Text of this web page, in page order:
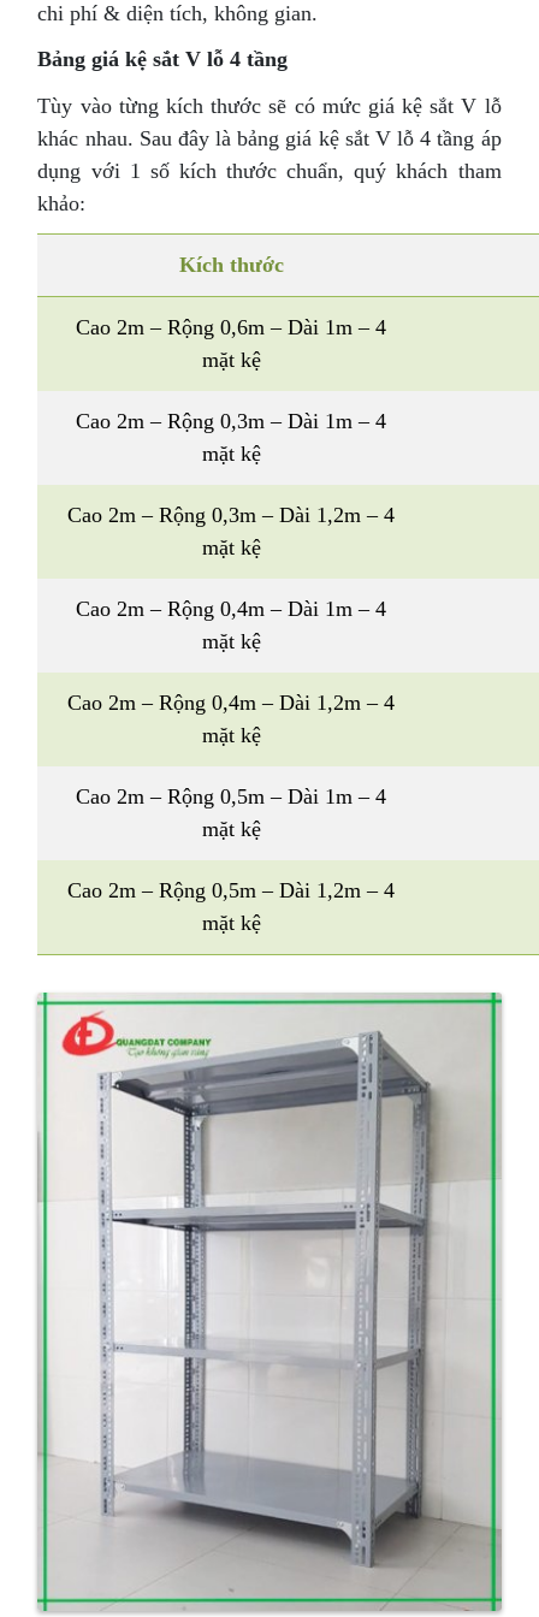
chi phí & diện tích, không gian.
Bảng giá kệ sắt V lỗ 4 tầng
Tùy vào từng kích thước sẽ có mức giá kệ sắt V lỗ
khác nhau. Sau đây là bảng giá kệ sắt V lỗ 4 tầng áp
dụng với 1 số kích thước chuẩn, quý khách tham
khảo:
Kích thước
Cao 2m – Rộng 0,6m – Dài 1m – 4
mặt kệ
Cao 2m – Rộng 0,3m – Dài 1m – 4
mặt kệ
Cao 2m – Rộng 0,3m – Dài 1,2m – 4
mặt kệ
Cao 2m – Rộng 0,4m – Dài 1m – 4
mặt kệ
Cao 2m – Rộng 0,4m – Dài 1,2m – 4
mặt kệ
Cao 2m – Rộng 0,5m – Dài 1m – 4
mặt kệ
Cao 2m – Rộng 0,5m – Dài 1,2m – 4
mặt kệ